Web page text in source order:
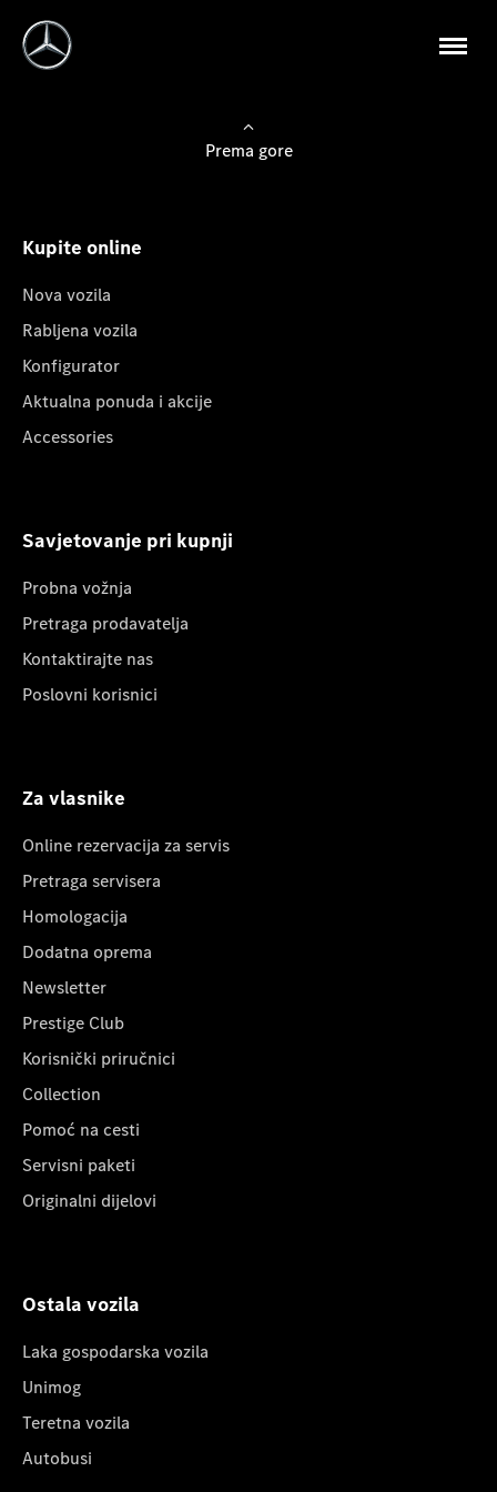
Prema gore
Kupite online
Nova vozila
Rabljena vozila
Konfigurator
Aktualna ponuda i akcije
Accessories
Savjetovanje pri kupnji
Probna vožnja
Pretraga prodavatelja
Kontaktirajte nas
Poslovni korisnici
Za vlasnike
Online rezervacija za servis
Pretraga servisera
Homologacija
Dodatna oprema
Newsletter
Prestige Club
Korisnički priručnici
Collection
Pomoć na cesti
Servisni paketi
Originalni dijelovi
Ostala vozila
Laka gospodarska vozila
Unimog
Teretna vozila
Autobusi